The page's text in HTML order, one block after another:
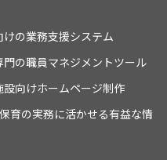
の業務支援システム
の職員マネジメントツール
向けホームページ制作
育の実務に活かせる有益な情